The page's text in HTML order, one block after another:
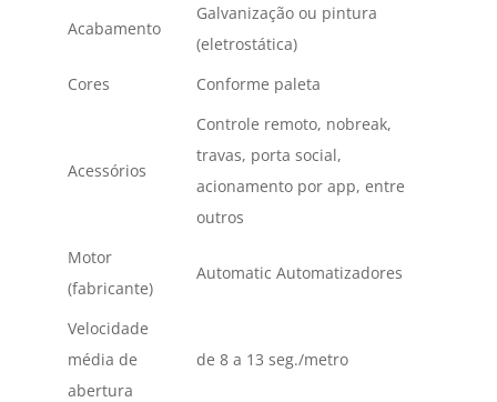
Acabamento
Galvanização ou pintura
(eletrostática)
Cores
Conforme paleta
Acessórios
Controle remoto, nobreak,
travas, porta social,
acionamento por app, entre
outros
Motor
(fabricante)
Automatic Automatizadores
Velocidade
média de
abertura
de 8 a 13 seg./metro